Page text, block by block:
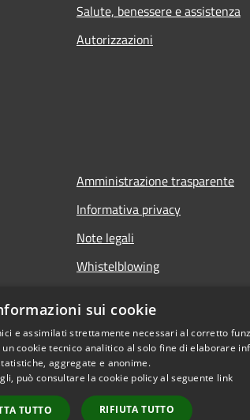
Salute, benessere e assistenza
Autorizzazioni
Amministrazione trasparente
Informativa privacy
Note legali
Whistelblowing
sui cookie
e assimilati strettamente necessari al corretto
cookie tecnico analitico al solo fine di elaborare
aggregate e anonime.
può consultare la cookie policy al seguente link
TUTTO RIFIUTA TUTTO